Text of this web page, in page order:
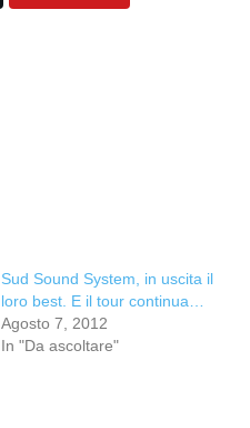
Sud Sound System, in uscita il
loro best. E il tour continua…
Agosto 7, 2012
In "Da ascoltare"